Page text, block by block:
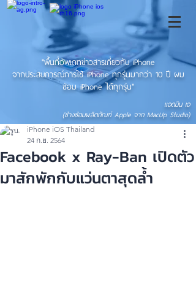
"พื้นที่อัพเดทข่าวสารเกี่ยวกับ iPhone
จากประสบการณ์การใช้ iPhone ทุกรุ่นมากว่า 10 ปี ผม
ซ่อม iPhone ได้ทุกรุ่น"
แอดมิน เอ
(ช่างซ่อมผลิตภัณฑ์ Apple จาก MacUp Studio)
Facebook x Ray-Ban เปิดตัว
มาสักพักกับแว่นตาสุดล้ำ
iPhone iOS Thailand
24 ก.ย. 2564